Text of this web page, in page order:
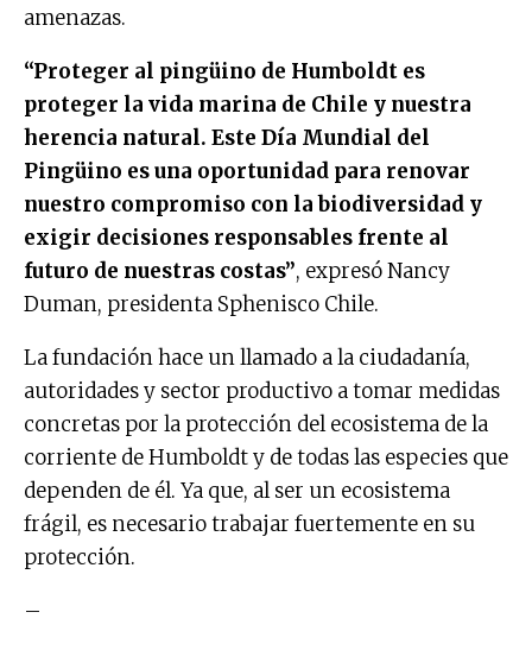
amenazas.
“Proteger al pingüino de Humboldt es
proteger la vida marina de Chile y nuestra
herencia natural. Este Día Mundial del
Pingüino es una oportunidad para renovar
nuestro compromiso con la biodiversidad y
exigir decisiones responsables frente al
futuro de nuestras costas”, expresó Nancy
Duman, presidenta Sphenisco Chile.
La fundación hace un llamado a la ciudadanía,
autoridades y sector productivo a tomar medidas
concretas por la protección del ecosistema de la
corriente de Humboldt y de todas las especies que
dependen de él. Ya que, al ser un ecosistema
frágil, es necesario trabajar fuertemente en su
protección.
–